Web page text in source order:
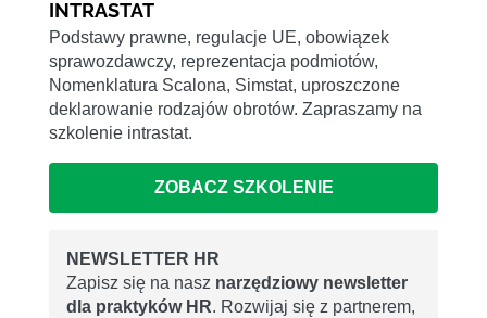
INTRASTAT
Podstawy prawne, regulacje UE, obowiązek
sprawozdawczy, reprezentacja podmiotów,
Nomenklatura Scalona, Simstat, uproszczone
deklarowanie rodzajów obrotów. Zapraszamy na
szkolenie intrastat.
ZOBACZ SZKOLENIE
NEWSLETTER HR
Zapisz się na nasz narzędziowy newsletter
dla praktyków HR. Rozwijaj się z partnerem,